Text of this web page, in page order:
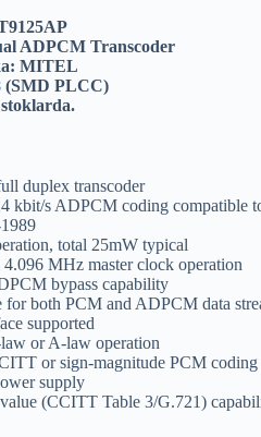
ADPCM Transcoder
MITEL
(SMD PLCC)
duplex transcoder
kbit/s ADPCM coding compatible
total 25mW typical
MHz master clock operation
bypass capability
for both PCM and ADPCM data
supported
or A-law operation
or sign-magnitude PCM coding
supply
(CCITT Table 3/G.721)